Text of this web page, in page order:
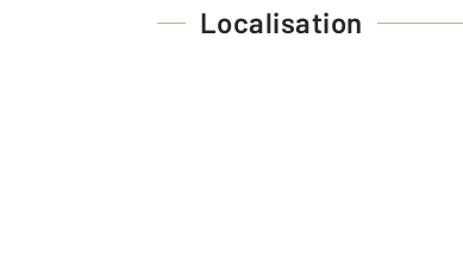
Localisation